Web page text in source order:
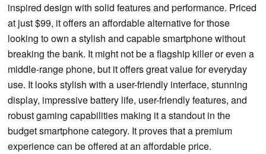
inspired design with solid features and performance. Priced
at just $99, it offers an affordable alternative for those
looking to own a stylish and capable smartphone without
breaking the bank. It might not be a flagship killer or even a
middle-range phone, but it offers great value for everyday
use. It looks stylish with a user-friendly interface, stunning
display, impressive battery life, user-friendly features, and
robust gaming capabilities making it a standout in the
budget smartphone category. It proves that a premium
experience can be offered at an affordable price.